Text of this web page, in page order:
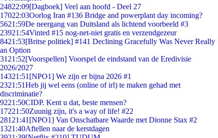
24822:09[Dagboek] Veel aan hoofd - Deel 27
17022:03Oorlog Iran #136 Bridge and powerplant day incoming?
5621:59De neergang van Duitsland als lichtend voorbeeld #3
23921:54Vinted #15 nog-net-niet gratis en verzendgezeur
8421:53[Britse politiek] #141 Declining Gracefully Was Never Really
an Option
31 21:52[Voorspellen] Voorspel de eindstand van de Eredivisie
2026/2027
14321:51 [NPO1] We zijn er bijna 2026 #1
2321:51Heb jij wel eens (online of irl) te maken gehad met
discriminatie?
9221:50CIDP. Kent u dat, beste mensen?
17221:50Zuunig zijn, it's a way of life! #22
281 21:41 [NPO1] Van Onschatbare Waarde met Dionne Stax #2
1321:40Aftellen naar de kerstdagen